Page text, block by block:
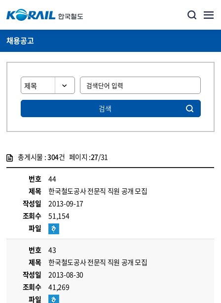
채용공고
검색
총게시물 :304건 페이지 :27/31
번호
44
제목
한국철도공사 전문직 직원 공개 모집
작성일
2013-09-17
조회수
51,154
파일
번호
43
제목
한국철도공사 전문직 직원 공개 모집
작성일
2013-08-30
조회수
41,269
파일